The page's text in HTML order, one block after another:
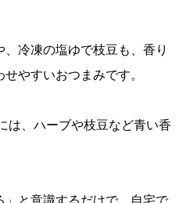
冷凍の塩ゆで枝豆も、香り
やすいおつまみです。
は、ハーブや枝豆など青い香
」と意識するだけで、自宅で